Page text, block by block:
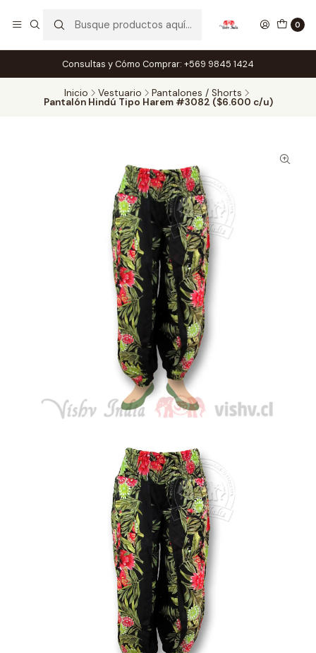
0
Consultas y Cómo Comprar: +569 9845 1424
Inicio Vestuario Pantalones / Shorts
Pantalón Hindú Tipo Harem #3082 ($6.600 c/u)